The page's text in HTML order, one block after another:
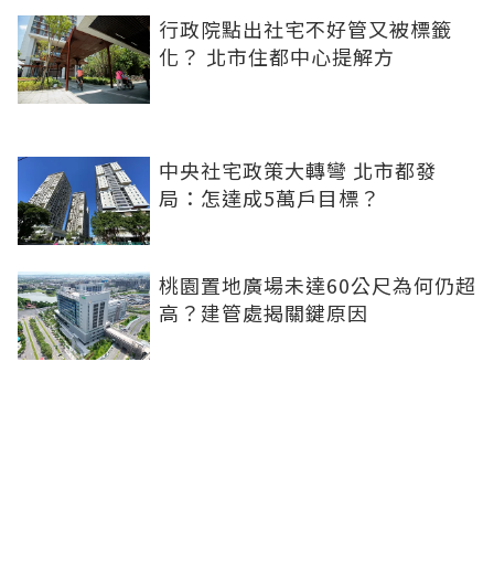
行政院點出社宅不好管又被標籤
化？ 北市住都中心提解方
中央社宅政策大轉彎 北市都發
局：怎達成5萬戶目標？
桃園置地廣場未達60公尺為何仍超
高？建管處揭關鍵原因